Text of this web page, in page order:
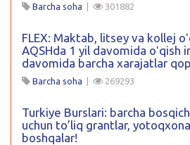
Barcha soha | 301882
FLEX: Maktab, litsey va kollej
AQSHda 1 yil davomida oʻqish
davomida barcha xarajatlar
Barcha soha | 269293
Turkiye Burslari: barcha
uchun to’liq grantlar,
boshqalar!